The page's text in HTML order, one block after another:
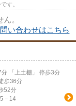
す。
。
い合わせはこちら
分 「上土棚」 停歩3分
歩36分
52分
－14